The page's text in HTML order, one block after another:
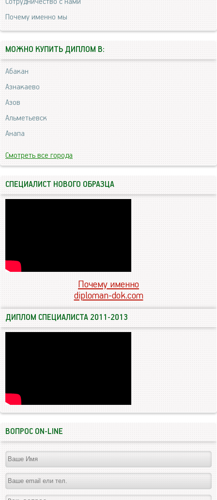
Почему именно мы
МОЖНО КУПИТЬ ДИПЛОМ В:
Абакан
Азнакаево
Азов
Альметьевск
Анапа
Смотреть все города
СПЕЦИАЛИСТ НОВОГО ОБРАЗЦА
Почему именно
diploman-dok.com
ДИПЛОМ СПЕЦИАЛИСТА 2011-2013
ВОПРОС ON-LINE